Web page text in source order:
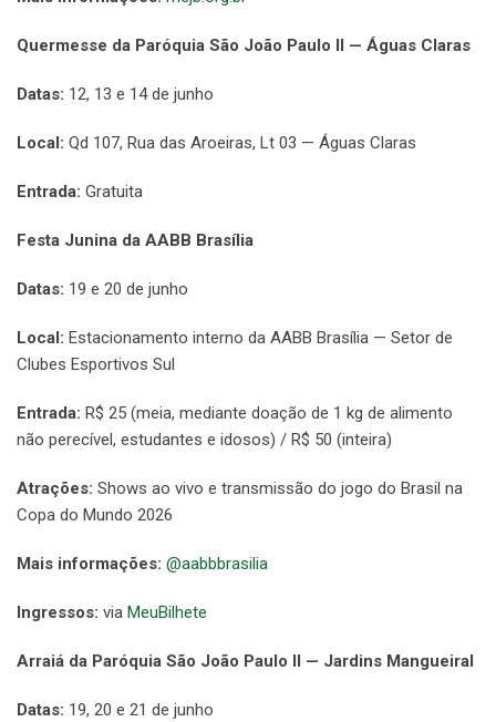
Quermesse da Paróquia São João Paulo II — Águas Claras
Datas: 12, 13 e 14 de junho
Local: Qd 107, Rua das Aroeiras, Lt 03 — Águas Claras
Entrada: Gratuita
Festa Junina da AABB Brasília
Datas: 19 e 20 de junho
Local: Estacionamento interno da AABB Brasília — Setor de
Clubes Esportivos Sul
Entrada: R$ 25 (meia, mediante doação de 1 kg de alimento
não perecível, estudantes e idosos) / R$ 50 (inteira)
Atrações: Shows ao vivo e transmissão do jogo do Brasil na
Copa do Mundo 2026
Mais informações: @aabbbrasilia
Ingressos: via MeuBilhete
Arraiá da Paróquia São João Paulo II — Jardins Mangueiral
Datas: 19, 20 e 21 de junho